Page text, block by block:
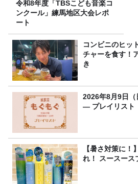
令和8年度「TBSこども音楽コ
ンクール」練馬地区大会レポ
ート
コンビニのヒッ
チャーを食す！
き
2026年8月9日（
― プレイリスト
【暑さ対策に！
れ！ スースース